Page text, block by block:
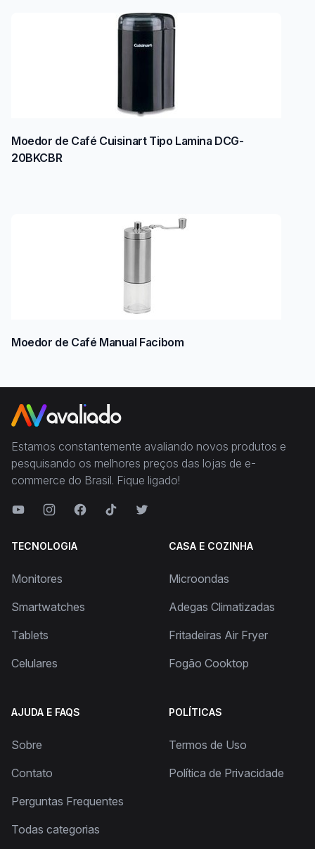
Moedor de Café Cuisinart Tipo Lamina DCG-
20BKCBR
Moedor de Café Manual Facibom
Estamos constantemente avaliando novos produtos e
pesquisando os melhores preços das lojas de e-
commerce do Brasil. Fique ligado!
TECNOLOGIA
Monitores
Smartwatches
Tablets
Celulares
CASA E COZINHA
Microondas
Adegas Climatizadas
Fritadeiras Air Fryer
Fogão Cooktop
AJUDA E FAQS
Sobre
Contato
Perguntas Frequentes
Todas categorias
POLÍTICAS
Termos de Uso
Política de Privacidade